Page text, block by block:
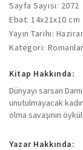
Sayfa Sayısı: 2072
Ebat: 14x21x10 cm
Yayın Tarihi:
Kategori: Romanlar
Kitap Hakkında:
Dünyayı sarsan
unutulmayacak
olma savaşının
Yazar Hakkında: